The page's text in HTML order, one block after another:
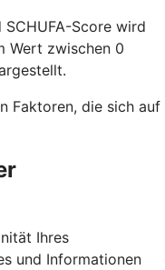
Score wird
Wert zwischen 0
Faktoren, die sich auf
Ihres
und Informationen